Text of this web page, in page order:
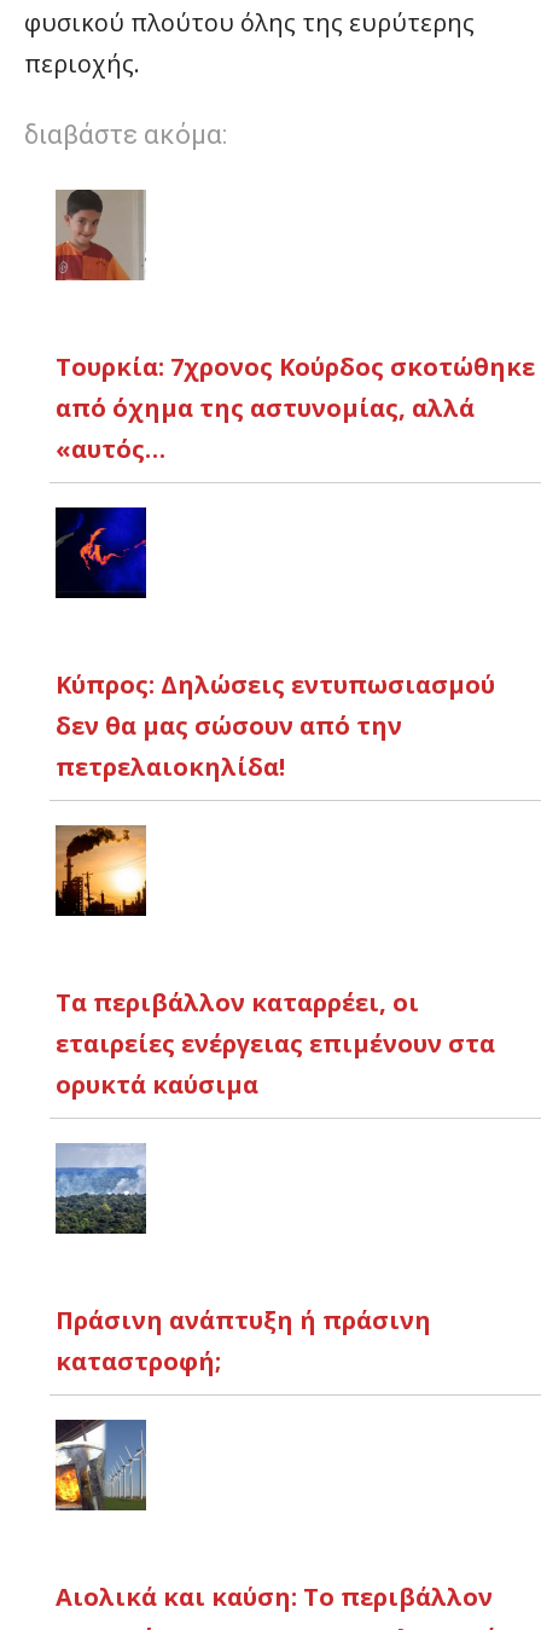
φυσικού πλούτου όλης της ευρύτερης
περιοχής.
διαβάστε ακόμα:
Τουρκία: 7χρονος Κούρδος σκοτώθηκε
από όχημα της αστυνομίας, αλλά
«αυτός…
Κύπρος: Δηλώσεις εντυπωσιασμού
δεν θα μας σώσουν από την
πετρελαιοκηλίδα!
Τα περιβάλλον καταρρέει, οι
εταιρείες ενέργειας επιμένουν στα
ορυκτά καύσιμα
Πράσινη ανάπτυξη ή πράσινη
καταστροφή;
Αιολικά και καύση: Το περιβάλλον